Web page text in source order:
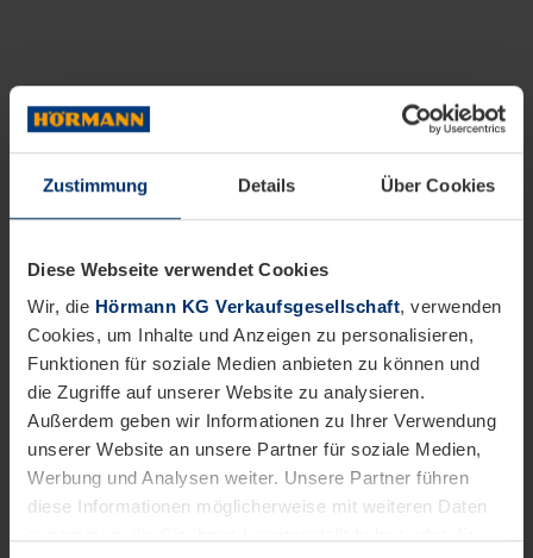
Zustimmung Details Über Cookies
Diese Webseite verwendet Cookies
Wir, die Hörmann KG Verkaufsgesellschaft, verwenden
Cookies, um Inhalte und Anzeigen zu personalisieren,
Funktionen für soziale Medien anbieten zu können und
die Zugriffe auf unserer Website zu analysieren.
Außerdem geben wir Informationen zu Ihrer Verwendung
unserer Website an unsere Partner für soziale Medien,
Werbung und Analysen weiter. Unsere Partner führen
diese Informationen möglicherweise mit weiteren Daten